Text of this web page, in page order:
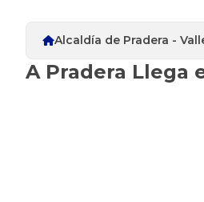
Alcaldía de Pradera -
A Pradera Llega